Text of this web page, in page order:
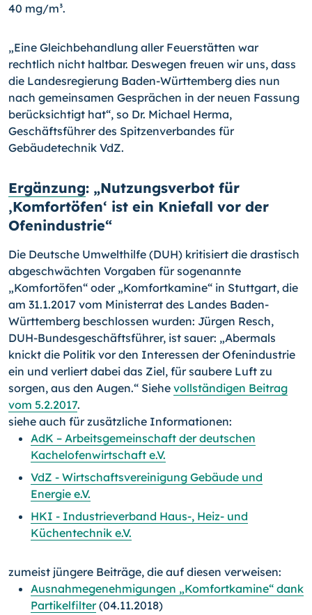
40 mg/m³.
„Eine Gleichbehandlung aller Feuerstätten war
rechtlich nicht haltbar. Deswegen freuen wir uns, dass
die Landesregierung Baden-Württemberg dies nun
nach gemeinsamen Gesprächen in der neuen Fassung
berücksichtigt hat“, so Dr. Michael Herma,
Geschäftsführer des Spitzenverbandes für
Gebäudetechnik VdZ.
Ergänzung: „Nutzungsverbot für
,Komfortöfen‘ ist ein Kniefall vor der
Ofenindustrie“
Die Deutsche Umwelthilfe (DUH) kritisiert die drastisch
abgeschwächten Vorgaben für sogenannte
„Komfortöfen“ oder „Komfortkamine“ in Stuttgart, die
am 31.1.2017 vom Ministerrat des Landes Baden-
Württemberg beschlossen wurden: Jürgen Resch,
DUH-Bundesgeschäftsführer, ist sauer: „Abermals
knickt die Politik vor den Interessen der Ofenindustrie
ein und verliert dabei das Ziel, für saubere Luft zu
sorgen, aus den Augen.“ Siehe vollständigen Beitrag
vom 5.2.2017.
siehe auch für zusätzliche Informationen:
AdK – Arbeitsgemeinschaft der deutschen
Kachelofenwirtschaft e.V.
VdZ - Wirtschaftsvereinigung Gebäude und
Energie e.V.
HKI - Industrieverband Haus-, Heiz- und
Küchentechnik e.V.
zumeist jüngere Beiträge, die auf diesen verweisen:
Ausnahmegenehmigungen „Komfortkamine“ dank
Partikelfilter(04.11.2018)